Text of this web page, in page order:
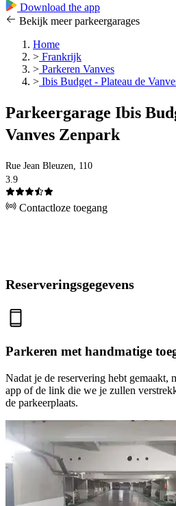
Download the app
Bekijk meer parkeergarages
Home
> Frankrijk
> Parkeren Vanves
> Ibis Budget - Plateau de
Parkeergarage Ibis
Vanves Zenpark
Rue Jean Bleuzen, 110
3.9
Contactloze toegang
Reserveringsgegevens
Parkeren met handmatige
Nadat je de reservering hebt gemaakt,
app of de link die we je zullen
de parkeerplaats.